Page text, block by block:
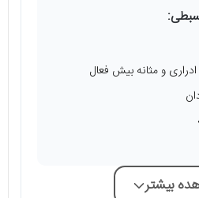
و مثانه بیش فعال
بیشتر